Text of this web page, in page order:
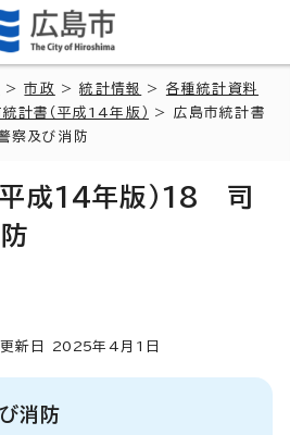
>市政 >統計情報 > 各種統計資料
計書（平成14年版）
> 広島市統計書
察及び消防
平成14年版）18 司
日 2025年4月1日
消防